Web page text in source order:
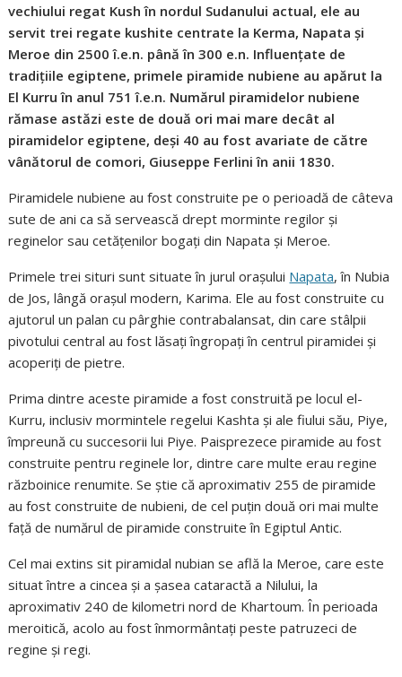
vechiului regat Kush în nordul Sudanului actual, ele au
servit trei regate kushite centrate la Kerma, Napata și
Meroe din 2500 î.e.n. până în 300 e.n. Influențate de
tradițiile egiptene, primele piramide nubiene au apărut la
El Kurru în anul 751 î.e.n. Numărul piramidelor nubiene
rămase astăzi este de două ori mai mare decât al
piramidelor egiptene, deși 40 au fost avariate de către
vânătorul de comori, Giuseppe Ferlini în anii 1830.
Piramidele nubiene au fost construite pe o perioadă de câteva
sute de ani ca să servească drept morminte regilor și
reginelor sau cetățenilor bogați din Napata și Meroe.
Primele trei situri sunt situate în jurul orașului Napata, în Nubia
de Jos, lângă orașul modern, Karima. Ele au fost construite cu
ajutorul un palan cu pârghie contrabalansat, din care stâlpii
pivotului central au fost lăsați îngropați în centrul piramidei și
acoperiți de pietre.
Prima dintre aceste piramide a fost construită pe locul el-
Kurru, inclusiv mormintele regelui Kashta și ale fiului său, Piye,
împreună cu succesorii lui Piye. Paisprezece piramide au fost
construite pentru reginele lor, dintre care multe erau regine
războinice renumite. Se știe că aproximativ 255 de piramide
au fost construite de nubieni, de cel puțin două ori mai multe
față de numărul de piramide construite în Egiptul Antic.
Cel mai extins sit piramidal nubian se află la Meroe, care este
situat între a cincea și a șasea cataractă a Nilului, la
aproximativ 240 de kilometri nord de Khartoum. În perioada
meroitică, acolo au fost înmormântați peste patruzeci de
regine și regi.